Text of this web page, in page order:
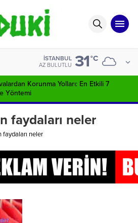
İSTANBUL
AZ BULUTLU 31°C
Korunma Yolları: En Etkili 7
Yöntemi
faydaları neler
faydaları neler